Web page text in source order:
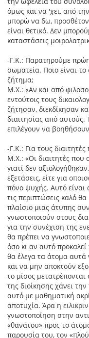
όμως και να 'χει, από
μπορώ να δω,
είναι θετικό. Δεν
καταστάσεις
-Γ.Κ.: Παρατηρούμε
σωματεία. Ποιο είναι
ζήτημα;
Μ.Χ.: «Αν και από
εντούτοις τους
ζήτησαν, διεκδίκησαν
διαιτησίας από αυτούς.
επιλέγουν να
-Γ.Κ.: Για τους
Μ.Χ.: «Οι διαιτητές που
γιατί δεν
εξετάσεις, είτε για
πόνο ψυχής. Αυτό είναι
τις περιπτώσεις καλό
πλαίσιο μιας άτυπης
γνωστοποιούν στους
για την συνέχιση της
θα πρέπει να
όσο κι αν αυτό
θα έλεγα τα άτομα αυτά
και να μην αποκτούν
το μίσος
της διοίκησης χάνει
αυτό με μαθηματική
αποτυχία. Άρα η
γνωστοποίηση στην
«θανάτου» προς το
παρουσία του, τον